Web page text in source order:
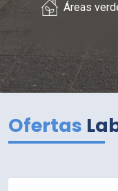
Áreas
Ofertas